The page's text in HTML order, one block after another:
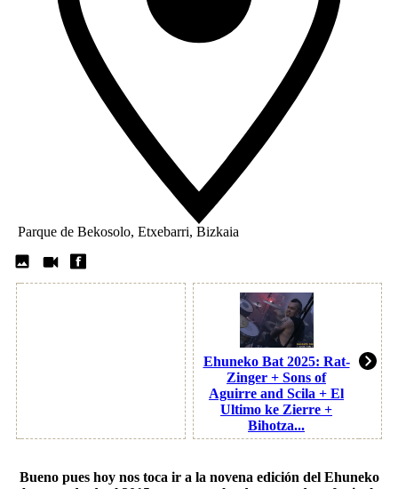
Parque de Bekosolo, Etxebarri, Bizkaia
Ehuneko Bat 2025: Rat-
Zinger + Sons of
Aguirre and Scila + El
Ultimo ke Zierre +
Bihotza...
Bueno pues hoy nos toca ir a la novena edición del Ehuneko